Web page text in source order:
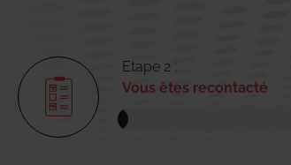
Etape 2 :
Vous êtes recontacté